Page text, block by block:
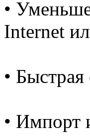
•
Internet
•
• Импорт